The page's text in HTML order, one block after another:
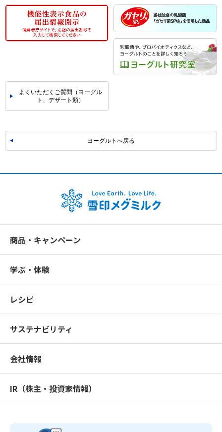
よくいただくご質問（ヨーグル
ト、デザート類）
ヨーグルトへ戻る
商品・キャンペーン
学ぶ・体験
レシピ
サステナビリティ
会社情報
IR（株主・投資家情報）